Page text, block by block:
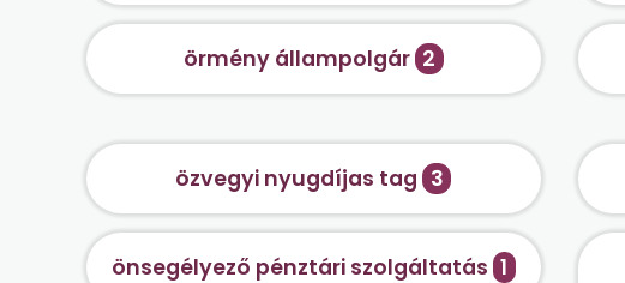
örmény állampolgár 2
özvegyi nyugdíjas tag 3
önsegélyező pénztári szolgáltatás 1